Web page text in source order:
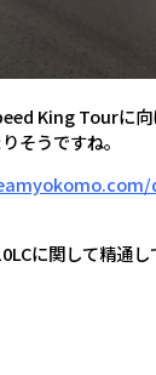
King Tourに
そうですね。
に関して精通